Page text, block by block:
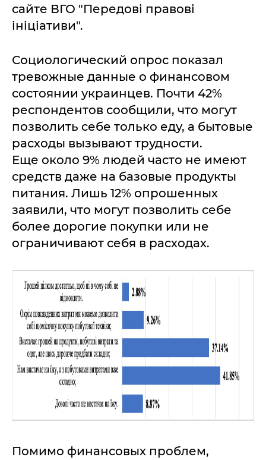
сайте ВГО "Передові правові
ініціативи".
Социологический опрос показал
тревожные данные о финансовом
состоянии украинцев. Почти 42%
респондентов сообщили, что могут
позволить себе только еду, а бытовые
расходы вызывают трудности.
Еще около 9% людей часто не имеют
средств даже на базовые продукты
питания. Лишь 12% опрошенных
заявили, что могут позволить себе
более дорогие покупки или не
ограничивают себя в расходах.
Помимо финансовых проблем,